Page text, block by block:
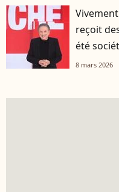
reçoit
été
8 mars 2026